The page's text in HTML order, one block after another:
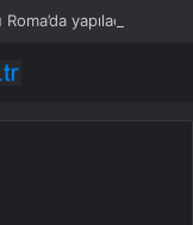
yapılacak